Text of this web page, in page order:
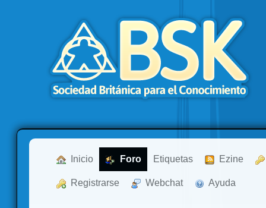
Inicio Foro Etiquetas Ezine
Registrarse Webchat Ayuda